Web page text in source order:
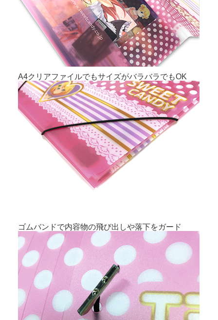
A4クリアファイルでもサイズがバラバラでもOK
ゴムバンドで内容物の飛び出しや落下をガード